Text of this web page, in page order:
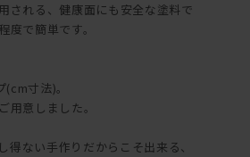
される、健康面にも安全な塗料で
度で簡単です。
寸法)。
用意しました。
ない手作りだからこそ出来る、